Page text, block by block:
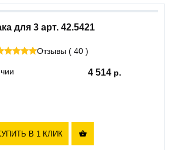
для 3 арт. 42.5421
Отзывы ( 40 )
4 514
В 1 КЛИК 